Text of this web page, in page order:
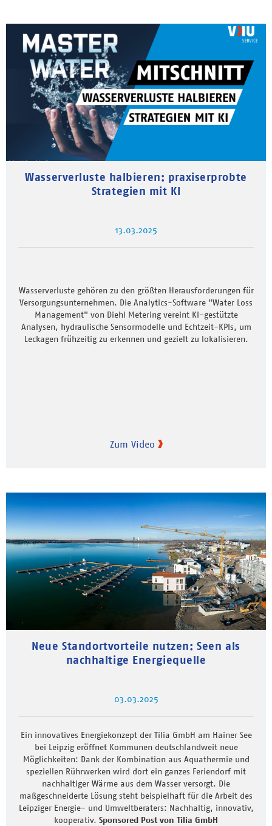
Wasserverluste halbieren: praxiserprobte
Strategien mit KI
13.03.2025
Wasserverluste gehören zu den größten Herausforderungen für
Versorgungsunternehmen. Die Analytics-Software "Water Loss
Management" von Diehl Metering vereint KI-gestützte
Analysen, hydraulische Sensormodelle und Echtzeit-KPIs, um
Leckagen frühzeitig zu erkennen und gezielt zu lokalisieren.
Zum Video
Neue Standortvorteile nutzen: Seen als
nachhaltige Energiequelle
03.03.2025
Ein innovatives Energiekonzept der Tilia GmbH am Hainer See
bei Leipzig eröffnet Kommunen deutschlandweit neue
Möglichkeiten: Dank der Kombination aus Aquathermie und
speziellen Rührwerken wird dort ein ganzes Feriendorf mit
nachhaltiger Wärme aus dem Wasser versorgt. Die
maßgeschneiderte Lösung steht beispielhaft für die Arbeit des
Leipziger Energie- und Umweltberaters: Nachhaltig, innovativ,
kooperativ. Sponsored Post von Tilia GmbH